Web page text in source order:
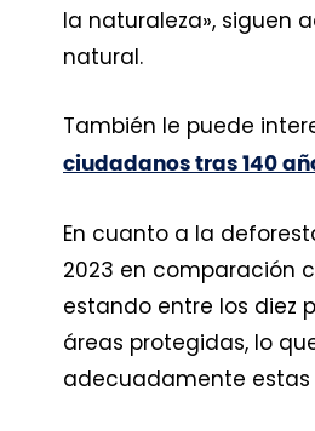
la naturaleza», siguen
natural.
También le puede
ciudadanos tras 140
En cuanto a la
2023 en comparación
estando entre los diez
áreas protegidas, lo
adecuadamente estas